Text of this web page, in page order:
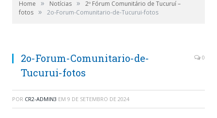
Home » Notícias »
2º Fórum Comunitário de Tucuruí –
fotos » 2o-Forum-Comunitario-de-Tucurui-fotos
2o-Forum-Comunitario-de-
Tucurui-fotos
0
POR CR2-ADMIN3 EM 9 DE SETEMBRO DE 2024